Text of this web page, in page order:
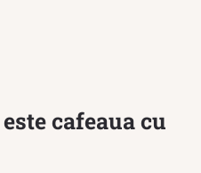
cafeaua cu